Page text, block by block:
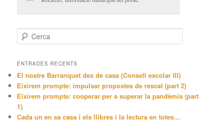
e
c
ENTRADES RECENTS
El nostre Barranquet des de casa (Consell escolar III)
Eixirem prompte: impulsar propostes de rescat (part 2)
Eixirem prompte: cooperar per a superar la pandèmia (part
1)
Cada un en sa casa i els llibres i la lectura en totes…